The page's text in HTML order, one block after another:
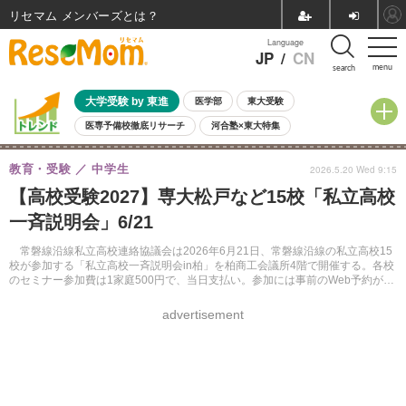
menu
Language
JP / CN search
大学受験 by 東進 医学部 東大受験
医専予備校徹底リサーチ 河合塾×東大特集
親子で考える大学選び 高校受験 中学受験 小学校受験
共通テスト 夏休み
8月開催イベント・WS 全国公立高校 過去問 人気記事
自由研究教材（小学生向け）
【高校受験2027】専大松戸など15校「私立高校
一斉説明会」6/21
常磐線沿線私立高校連絡協議会は2026年6月21日、常磐線沿線の私立高校15
校が参加する「私立高校一斉説明会in柏」を柏商工会議所4階で開催する。各校
のセミナー参加費は1家庭500円で、当日支払い。参加には事前のWeb予約が必
教育・受験 中学生
advertisement
2026.5.20 Wed 9:15
リセマム メンバーズ